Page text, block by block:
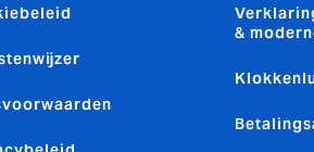
&